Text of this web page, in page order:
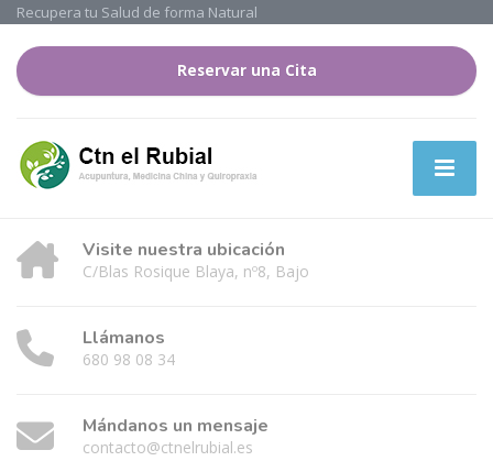
Recupera tu Salud de forma Natural
Reservar una Cita
Visite nuestra ubicación
C/Blas Rosique Blaya, nº8, Bajo
Llámanos
680 98 08 34
Mándanos un mensaje
contacto@ctnelrubial.es